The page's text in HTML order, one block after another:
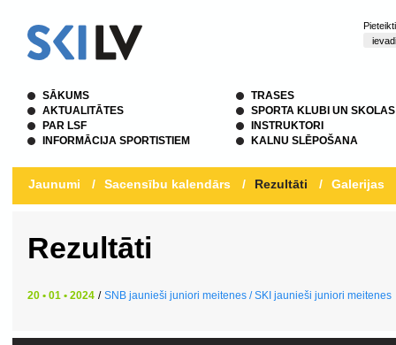
SĀKUMS
AKTUALITĀTES
PAR LSF
INFORMĀCIJA SPORTISTIEM
TRASES
SPORTA KLUBI UN SKOLAS
INSTRUKTORI
KALNU SLĒPOŠANA
Jaunumi / Sacensību kalendārs / Rezultāti / Galerijas
Rezultāti
20 • 01 • 2024 / SNB jaunieši juniori meitenes / SKI jaunieši juniori meitenes